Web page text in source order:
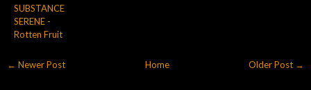
SUBSTANCE
SERENE -
Rotten Fruit
← Newer Post Older Post →
Home